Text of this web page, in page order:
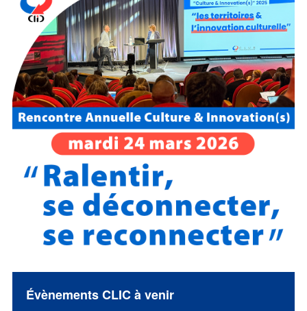
Évènements CLIC à venir